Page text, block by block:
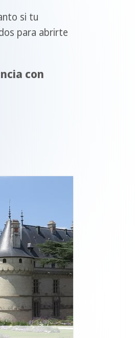
si tu
para abrirte
con